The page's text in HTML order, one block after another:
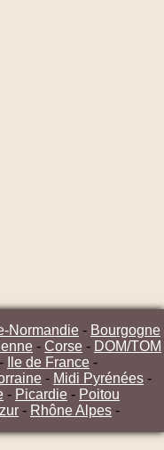
Normandie - Bourgogne
- Corse - DOM/TOM
- Ile de France -
- Midi Pyrénées -
- Picardie - Poitou
- Rhône Alpes -